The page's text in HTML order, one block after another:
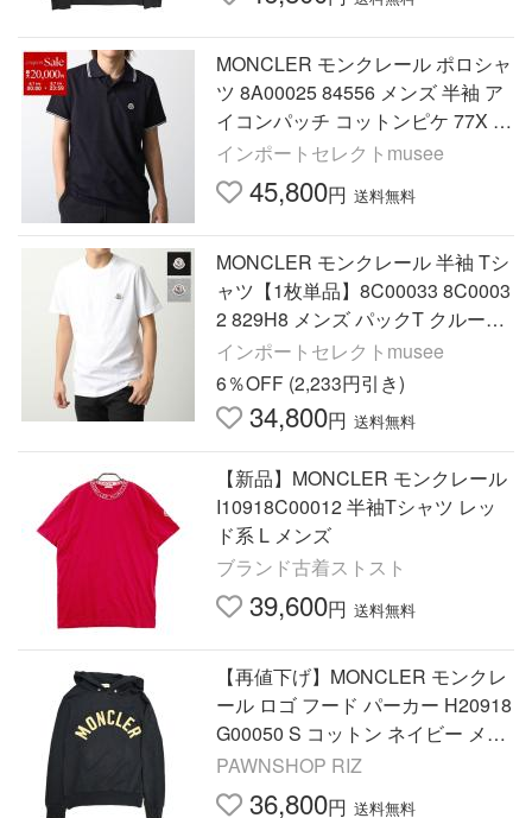
MONCLER モンクレール ポロシャ
ツ 8A00025 84556 メンズ 半袖 ア
イコンパッチ コットンピケ 77X 8
A000258455677X
インポートセレクトmusee
45,800円 送料無料
MONCLER モンクレール 半袖 Tシ
ャツ【1枚単品】8C00033 8C0003
2 829H8 メンズ パックT クルーネ
ック ロゴパッチ ロゴT コットン カ
ットソー カラー6色
インポートセレクトmusee
6％OFF (2,233円引き)
34,800円 送料無料
【新品】MONCLER モンクレール
I10918C00012 半袖Tシャツ レッ
ド系 L メンズ
ブランド古着ストスト
39,600円 送料無料
【再値下げ】MONCLER モンクレ
ール ロゴ フード パーカー H20918
G00050 S コットン ネイビー メン
ズ 中古
PAWNSHOP RIZ
36,800円 送料無料